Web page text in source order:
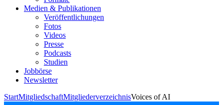
Medien & Publikationen
Veröffentlichungen
Fotos
Videos
Presse
Podcasts
Studien
Jobbörse
Newsletter
StartMitgliedschaftMitgliederverzeichnisVoices of AI